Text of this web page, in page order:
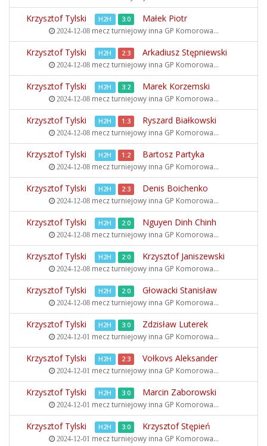
Krzysztof Tylski H2H 3:0 Małek Piotr
2024-12-08mecz turniejowy inna GP Komorowa...
Krzysztof Tylski H2H 2:3 Arkadiusz Stępniewski
2024-12-08mecz turniejowy inna GP Komorowa...
Krzysztof Tylski H2H 3:2 Marek Korzemski
2024-12-08mecz turniejowy inna GP Komorowa...
Krzysztof Tylski H2H 1:3 Ryszard Białkowski
2024-12-08mecz turniejowy inna GP Komorowa...
Krzysztof Tylski H2H 1:2 Bartosz Partyka
2024-12-08mecz turniejowy inna GP Komorowa...
Krzysztof Tylski H2H 2:3 Denis Boichenko
2024-12-08mecz turniejowy inna GP Komorowa...
Krzysztof Tylski H2H 2:0 Nguyen Dinh Chinh
2024-12-08mecz turniejowy inna GP Komorowa...
Krzysztof Tylski H2H 2:0 Krzysztof Janiszewski
2024-12-08mecz turniejowy inna GP Komorowa...
Krzysztof Tylski H2H 2:0 Głowacki Stanisław
2024-12-08mecz turniejowy inna GP Komorowa...
Krzysztof Tylski H2H 3:0 Zdzisław Luterek
2024-12-01 mecz turniejowy inna GP Komorowa...
Krzysztof Tylski H2H 2:3 Vołkovs Aleksander
2024-12-01 mecz turniejowy inna GP Komorowa...
Krzysztof Tylski H2H 3:0 Marcin Zaborowski
2024-12-01 mecz turniejowy inna GP Komorowa...
Krzysztof Tylski H2H 3:0 Krzysztof Stępień
2024-12-01 mecz turniejowy inna GP Komorowa...